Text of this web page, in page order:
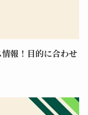
報！目的に合わせ